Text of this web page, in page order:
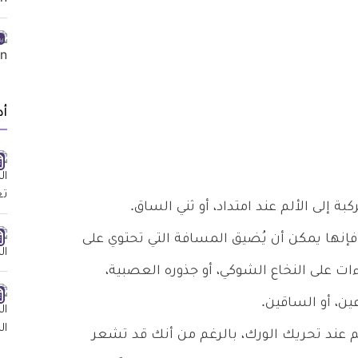
إلى الألم عند امتداد، أو ثني الساق.
يمكن أن يُضيق المسافة التي تحتوي على
على النخاع الشوكي، أو جذوره العصبية،
أو الساقين.
عند تحريك الورك، بالرغم من أنك قد تشعر